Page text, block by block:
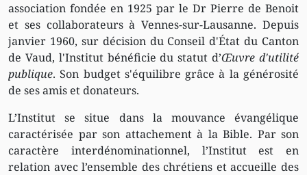
association fondée en 1925 par le Dr Pierre de Benoit
et ses collaborateurs à Vennes-sur-Lausanne. Depuis
janvier 1960, sur décision du Conseil d'État du Canton
de Vaud, l'Institut bénéficie du statut d’Œuvre d'utilité
publique. Son budget s'équilibre grâce à la générosité
de ses amis et donateurs.
L’Institut se situe dans la mouvance évangélique
caractérisée par son attachement à la Bible. Par son
caractère interdénominationnel, l’Institut est en
relation avec l’ensemble des chrétiens et accueille des